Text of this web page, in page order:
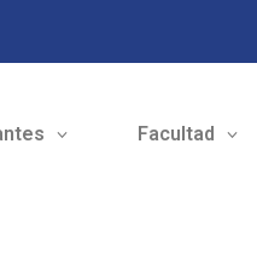
Facultad